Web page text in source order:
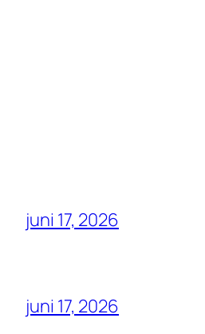
juni 17, 2026
juni 17, 2026